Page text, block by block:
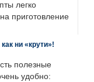
легко
приготовление
ни «крути»!
полезные
удобно: